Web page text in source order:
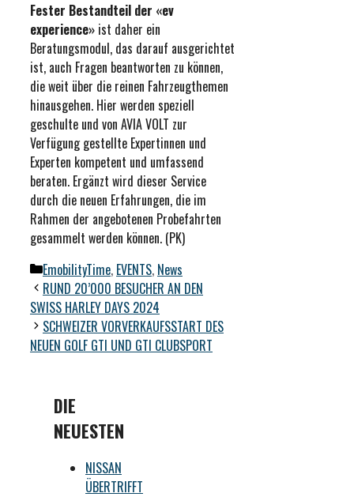
Fester Bestandteil der «ev
experience» ist daher ein
Beratungsmodul, das darauf ausgerichtet
ist, auch Fragen beantworten zu können,
die weit über die reinen Fahrzeugthemen
hinausgehen. Hier werden speziell
geschulte und von AVIA VOLT zur
Verfügung gestellte Expertinnen und
Experten kompetent und umfassend
beraten. Ergänzt wird dieser Service
durch die neuen Erfahrungen, die im
Rahmen der angebotenen Probefahrten
gesammelt werden können. (PK)
Kategorien
EmobilityTime, EVENTS, News
RUND 20’000 BESUCHER AN DEN
SWISS HARLEY DAYS 2024
SCHWEIZER VORVERKAUFSSTART DES
NEUEN GOLF GTI UND GTI CLUBSPORT
DIE
NEUESTEN
NISSAN
ÜBERTRIFFT